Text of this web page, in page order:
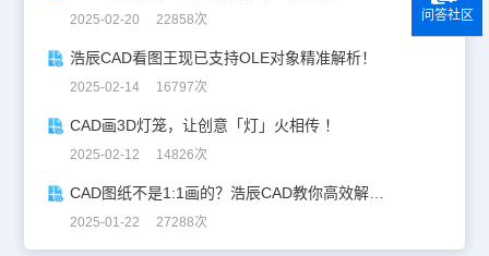
2025-02-20 22858次
浩辰CAD看图王现已支持OLE对象精准解析！
2025-02-14 16797次
CAD画3D灯笼，让创意「灯」火相传 ！
2025-02-12 14826次
CAD图纸不是1:1画的？浩辰CAD教你高效解决！
2025-01-22 27288次
问答社区